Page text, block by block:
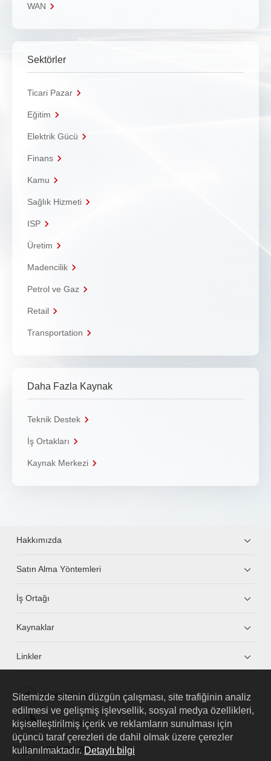
WAN
Sektörler
Ticari Pazar
Eğitim
Elektrik Gücü
Finans
Kamu
Sağlık Hizmeti
ISP
Üretim
Madencilik
Petrol ve Gaz
Retail
Transportation
Daha Fazla Kaynak
Teknik Destek
İş Ortakları
Kaynak Merkezi
Hakkımızda
Satın Alma Yöntemleri
İş Ortağı
Kaynaklar
Linkler
HUAWEI eKit App
Huawei HiKnow App
HUAWEI eFly App
Sitemizde sitenin düzgün çalışması, site trafiğinin analiz
edilmesi ve gelişmiş işlevsellik, sosyal medya özellikleri,
kişiselleştirilmiş içerik ve reklamların sunulması için
üçüncü taraf çerezleri de dahil olmak üzere çerezler
kullanılmaktadır. Detaylı bilgi